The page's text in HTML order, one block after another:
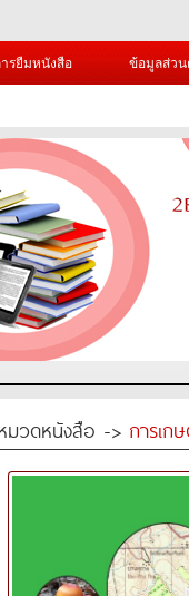
รยืมหนังสือ ข้อมูลส่ว
มวดหนังสือ -> การเก